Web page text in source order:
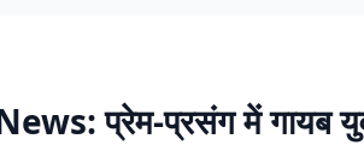
प्रेम-प्रसंग में गायब